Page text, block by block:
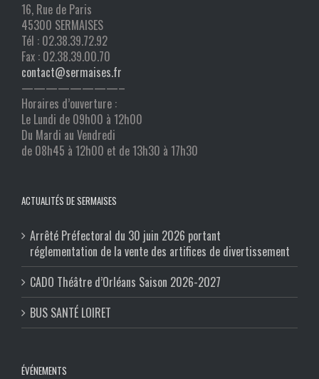
16, Rue de Paris
45300 SERMAISES
Tél : 02.38.39.72.92
Fax : 02.38.39.00.70
contact@sermaises.fr
————————–
Horaires d’ouverture :
Le Lundi de 09h00 à 12h00
Du Mardi au Vendredi
de 08h45 à 12h00 et de 13h30 à 17h30
ACTUALITÉS DE SERMAISES
Arrêté Préfectoral du 30 juin 2026 portant
réglementation de la vente des artifices de divertissement
CADO Théâtre d’Orléans Saison 2026-2027
BUS SANTÉ LOIRET
ÉVÉNEMENTS